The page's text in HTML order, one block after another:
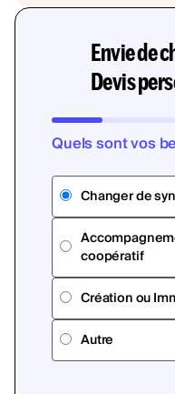
Envie de
Devis
Quels sont vos
Changer de
coopératif
Création ou
Autre